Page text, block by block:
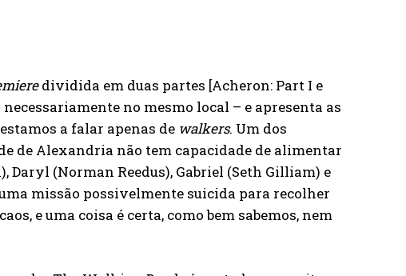
dividida em duas partes [Acheron: Part I e
no mesmo local – e apresenta as
a falar apenas de walkers. Um dos
de Alexandria não tem capacidade de alimentar
Daryl (Norman Reedus), Gabriel (Seth Gilliam) e
missão possivelmente suicida para recolher
e uma coisa é certa, como bem sabemos, nem